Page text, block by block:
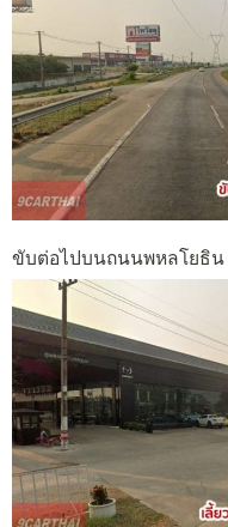
ขับต่อไปบนถนนพหลโยธิน